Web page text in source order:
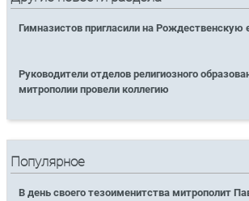
Гимназистов пригласили на Рождественскую
Руководители отделов религиозного
митрополии провели коллегию
Популярное
В день своего тезоименитства митрополит